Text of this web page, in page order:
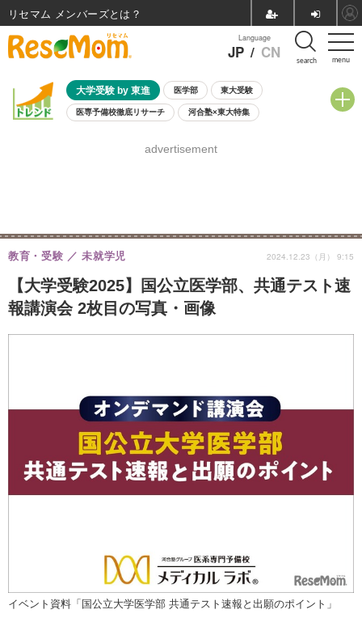
menu
Language
JP / CN search
大学受験 by 東進 医学部 東大受験
医専予備校徹底リサーチ 河合塾×東大特集
8月開催学校説明会・相談会
advertisement
【大学受験2025】国公立医学部、共通テスト速
報講演会 2枚目の写真・画像
教育・受験 未就学児 2024.12.23（月） 9:15
イベント資料「国公立大学医学部 共通テスト速報と出願のポイント」
リセマム メンバーズ